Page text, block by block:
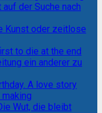
der Suche nach
Kunst oder zeitlose
to die at the end
ein anderer zu
A love story
Wut, die bleibt